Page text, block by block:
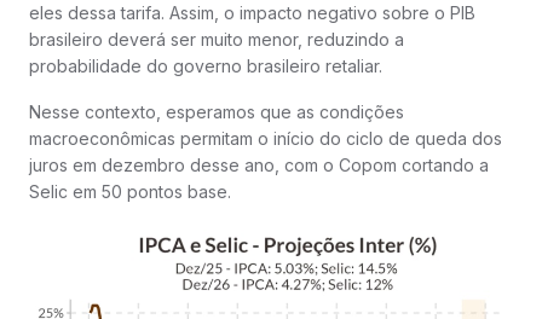
eles dessa tarifa. Assim, o impacto negativo sobre o PIB
brasileiro deverá ser muito menor, reduzindo a
probabilidade do governo brasileiro retaliar.
Nesse contexto, esperamos que as condições
macroeconômicas permitam o início do ciclo de queda dos
juros em dezembro desse ano, com o Copom cortando a
Selic em 50 pontos base.